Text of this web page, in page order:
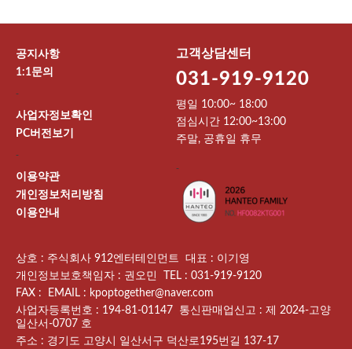
공지사항
1:1문의
-
사업자정보확인
PC버전보기
-
이용약관
개인정보처리방침
이용안내
고객상담센터
031-919-9120
평일 10:00~ 18:00
점심시간 12:00~13:00
주말, 공휴일 휴무
-
상호 : 주식회사 912엔터테인먼트 대표 : 이기영
개인정보보호책임자 : 권오민 TEL : 031-919-9120
FAX : EMAIL : kpoptogether@naver.com
사업자등록번호 : 194-81-01147 통신판매업신고 : 제 2024-고양
일산서-0707 호
주소 : 경기도 고양시 일산서구 덕산로195번길 137-17